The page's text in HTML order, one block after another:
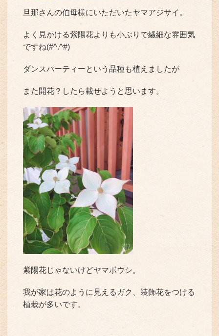
旦那さんの伯母様にいただいたヤマアジサイ。
よく見かける紫陽花よりも小ぶりで繊細な雰囲気
ですね(#^.^#)
ダンスパーティーという品種も植えましたが
また開花？したら載せようと思います。
紫陽花じゃないけどヤマボウシ。
我が家は花のように見えるガク、装飾花をつける
植栽が多いです。